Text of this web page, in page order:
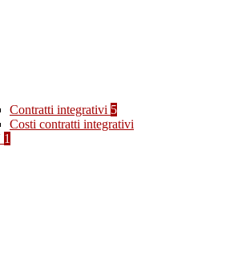
Contratti integrativi 5
Costi contratti integrativi
1